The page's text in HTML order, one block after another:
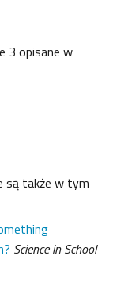
3 opisane w
są także w tym
Science in School